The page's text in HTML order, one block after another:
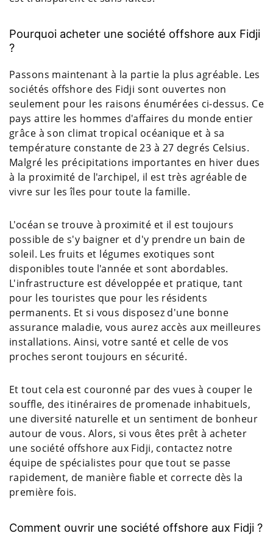
Pourquoi acheter une société offshore aux Fidji
?
Passons maintenant à la partie la plus agréable. Les
sociétés offshore des Fidji sont ouvertes non
seulement pour les raisons énumérées ci-dessus. Ce
pays attire les hommes d'affaires du monde entier
grâce à son climat tropical océanique et à sa
température constante de 23 à 27 degrés Celsius.
Malgré les précipitations importantes en hiver dues
à la proximité de l'archipel, il est très agréable de
vivre sur les îles pour toute la famille.
L'océan se trouve à proximité et il est toujours
possible de s'y baigner et d'y prendre un bain de
soleil. Les fruits et légumes exotiques sont
disponibles toute l'année et sont abordables.
L'infrastructure est développée et pratique, tant
pour les touristes que pour les résidents
permanents. Et si vous disposez d'une bonne
assurance maladie, vous aurez accès aux meilleures
installations. Ainsi, votre santé et celle de vos
proches seront toujours en sécurité.
Et tout cela est couronné par des vues à couper le
souffle, des itinéraires de promenade inhabituels,
une diversité naturelle et un sentiment de bonheur
autour de vous. Alors, si vous êtes prêt à acheter
une société offshore aux Fidji, contactez notre
équipe de spécialistes pour que tout se passe
rapidement, de manière fiable et correcte dès la
première fois.
Comment ouvrir une société offshore aux Fidji ?